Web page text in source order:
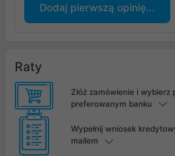
Dodaj pierwszą opinię...
Raty
Złóż zamówienie i wybierz
preferowanym banku
Wypełnij wniosek
mailem